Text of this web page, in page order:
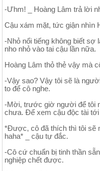
-Ưhm! _ Hoàng Lâm trả lời
Cậu xám mặt, tức giận nhìn
-Nhỏ nổi tiếng không biết sợ
nho nhỏ vào tai cậu lần nữa.
Hoàng Lâm thỏ thẻ vậy mà
-Vậy sao? Vậy tôi sẽ là
to để cô nghe.
-Mời, trước giờ người để tôi
chưa. Để xem cậu độc tài tới
*Được, cô đã thích thì tôi sẽ
haha* _ cậu tự đắc.
-Cô cứ chuẩn bị tinh thần
nghiệp chết được.